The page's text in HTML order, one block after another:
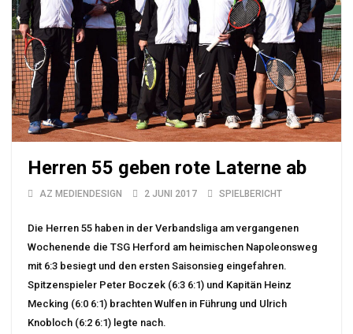
Herren 55 geben rote Laterne ab
AZ MEDIENDESIGN 2 JUNI 2017 SPIELBERICHT
Die Herren 55 haben in der Verbandsliga am vergangenen
Wochenende die TSG Herford am heimischen Napoleonsweg
mit 6:3 besiegt und den ersten Saisonsieg eingefahren.
Spitzenspieler Peter Boczek (6:3 6:1) und Kapitän Heinz
Mecking (6:0 6:1) brachten Wulfen in Führung und Ulrich
Knobloch (6:2 6:1) legte nach.